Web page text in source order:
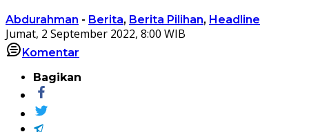
Abdurahman - Berita, Berita Pilihan, Headline
Jumat, 2 September 2022, 8:00 WIB
Komentar
Bagikan